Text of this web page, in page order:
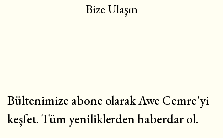
Bize Ulaşın
Bültenimize abone olarak Awe Cemre'yi
keşfet. Tüm yeniliklerden haberdar ol.